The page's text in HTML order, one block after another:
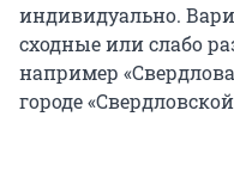
индивидуально.
сходные или слабо
например
городе